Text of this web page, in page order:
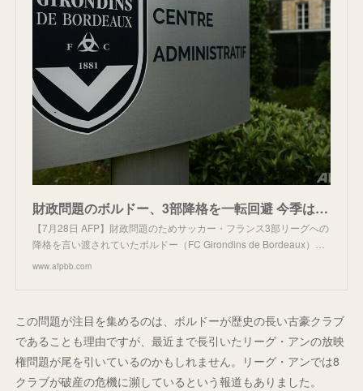
財政問題のボルドー、3部降格を一転回避 今季は2部に参戦
【7月28日 AFP】財政問題のためサッカー・フランス3部リーグへの
降格を言い渡されていたボルドー（FC Girondins de Bordeaux）…
www.afpbb.com
この問題が注目を集めるのは、ボルドーが歴史の長い古豪クラブ
であることも理由ですが、最近まで長引いたリーグ・アンの放映
権問題が尾を引いているのかもしれません。リーグ・アンでは8
クラブが破産の危機に瀕しているという報道もありました。